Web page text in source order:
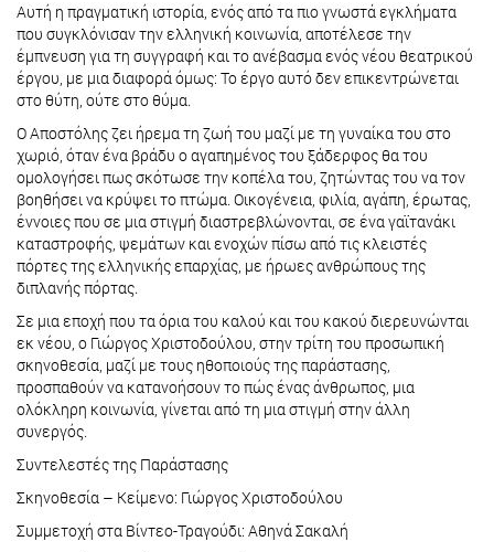
Αυτή η πραγματική ιστορία, ενός από τα πιο γνωστά εγκλήματα
που συγκλόνισαν την ελληνική κοινωνία, αποτέλεσε την
έμπνευση για τη συγγραφή και το ανέβασμα ενός νέου θεατρικού
έργου, με μια διαφορά όμως: Το έργο αυτό δεν επικεντρώνεται
στο θύτη, ούτε στο θύμα.
Ο Αποστόλης ζει ήρεμα τη ζωή του μαζί με τη γυναίκα του στο
χωριό, όταν ένα βράδυ ο αγαπημένος του ξάδερφος θα του
ομολογήσει πως σκότωσε την κοπέλα του, ζητώντας του να τον
βοηθήσει να κρύψει το πτώμα. Οικογένεια, φιλία, αγάπη, έρωτας,
έννοιες που σε μια στιγμή διαστρεβλώνονται, σε ένα γαϊτανάκι
καταστροφής, ψεμάτων και ενοχών πίσω από τις κλειστές
πόρτες της ελληνικής επαρχίας, με ήρωες ανθρώπους της
διπλανής πόρτας.
Σε μια εποχή που τα όρια του καλού και του κακού διερευνώνται
εκ νέου, ο Γιώργος Χριστοδούλου, στην τρίτη του προσωπική
σκηνοθεσία, μαζί με τους ηθοποιούς της παράστασης,
προσπαθούν να κατανοήσουν το πώς ένας άνθρωπος, μια
ολόκληρη κοινωνία, γίνεται από τη μια στιγμή στην άλλη
συνεργός.
Συντελεστές της Παράστασης
Σκηνοθεσία – Κείμενο: Γιώργος Χριστοδούλου
Συμμετοχή στα Βίντεο-Τραγούδι: Αθηνά Σακαλή